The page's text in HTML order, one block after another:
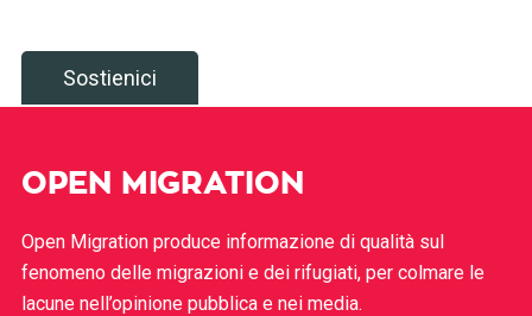
Sostienici
OPEN MIGRATION
Open Migration produce informazione di qualità sul
fenomeno delle migrazioni e dei rifugiati, per colmare le
lacune nell’opinione pubblica e nei media.